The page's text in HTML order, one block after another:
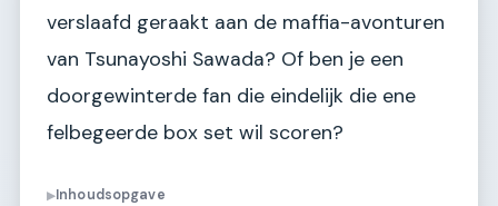
verslaafd geraakt aan de maffia-avonturen
van Tsunayoshi Sawada? Of ben je een
doorgewinterde fan die eindelijk die ene
felbegeerde box set wil scoren?
▶Inhoudsopgave